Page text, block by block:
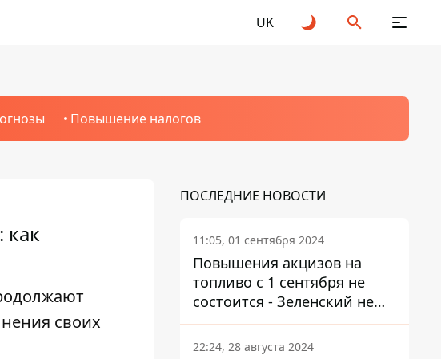
UK
Повышение налогов
своих
ПОСЛЕДНИЕ НОВОСТИ
11:05, 01 сентября 2024
Повышения акцизов на
топливо с 1 сентября не
состоится - Зеленский не
подписал закон
22:24, 28 августа 2024